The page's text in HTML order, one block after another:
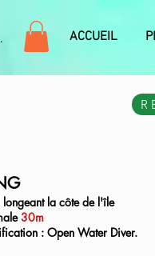
ACCUEIL
la côte de l'île
30m
: Open Water Diver.